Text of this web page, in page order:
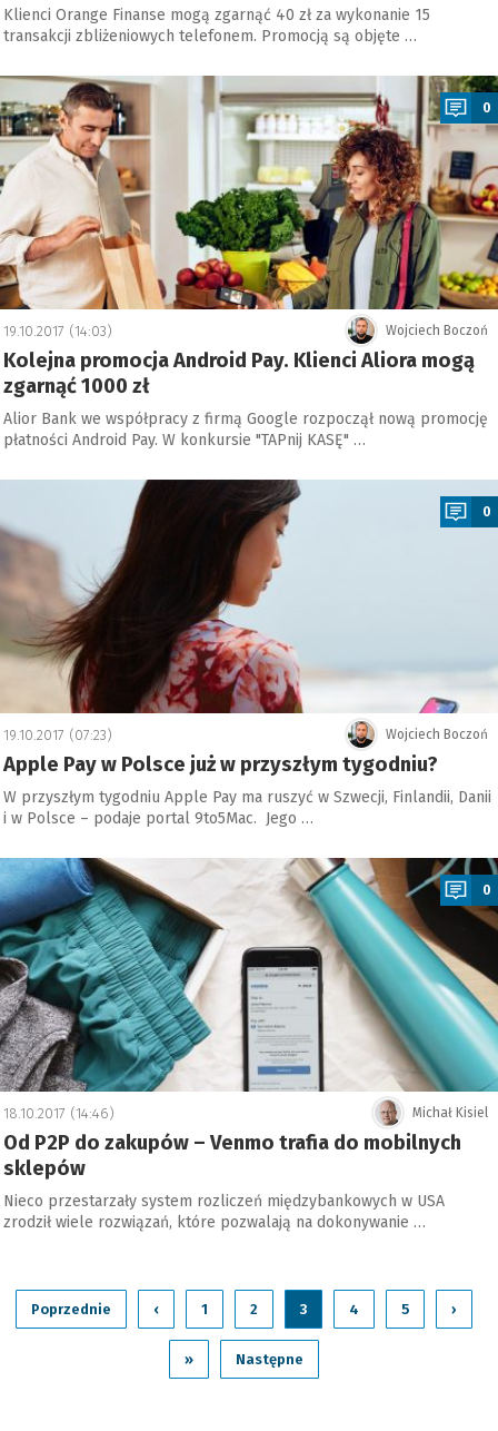
Klienci Orange Finanse mogą zgarnąć 40 zł za wykonanie 15
transakcji zbliżeniowych telefonem. Promocją są objęte …
0
Wojciech Boczoń
19.10.2017 (14:03)
Kolejna promocja Android Pay. Klienci Aliora mogą
zgarnąć 1000 zł
Alior Bank we współpracy z firmą Google rozpoczął nową promocję
płatności Android Pay. W konkursie "TAPnij KASĘ" …
0
Wojciech Boczoń
19.10.2017 (07:23)
Apple Pay w Polsce już w przyszłym tygodniu?
W przyszłym tygodniu Apple Pay ma ruszyć w Szwecji, Finlandii, Danii
i w Polsce – podaje portal 9to5Mac. Jego …
0
Michał Kisiel
18.10.2017 (14:46)
Od P2P do zakupów – Venmo trafia do mobilnych
sklepów
Nieco przestarzały system rozliczeń międzybankowych w USA
zrodził wiele rozwiązań, które pozwalają na dokonywanie …
Poprzednie ‹ 1 2 3 4 5 ›
» Następne